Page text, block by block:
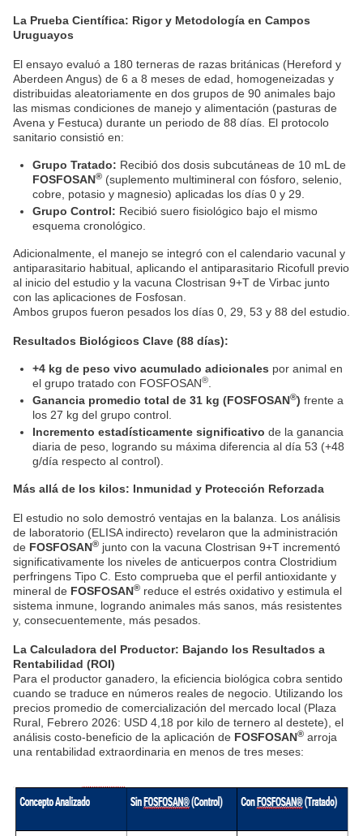
La Prueba Científica: Rigor y Metodología en Campos
Uruguayos
El ensayo evaluó a 180 terneras de razas británicas (Hereford y
Aberdeen Angus) de 6 a 8 meses de edad, homogeneizadas y
distribuidas aleatoriamente en dos grupos de 90 animales bajo
las mismas condiciones de manejo y alimentación (pasturas de
Avena y Festuca) durante un periodo de 88 días. El protocolo
sanitario consistió en:
Grupo Tratado: Recibió dos dosis subcutáneas de 10 mL de
FOSFOSAN® (suplemento multimineral con fósforo, selenio,
cobre, potasio y magnesio) aplicadas los días 0 y 29.
Grupo Control: Recibió suero fisiológico bajo el mismo
esquema cronológico.
Adicionalmente, el manejo se integró con el calendario vacunal y
antiparasitario habitual, aplicando el antiparasitario Ricofull previo
al inicio del estudio y la vacuna Clostrisan 9+T de Virbac junto
con las aplicaciones de Fosfosan.
Ambos grupos fueron pesados los días 0, 29, 53 y 88 del estudio.
Resultados Biológicos Clave (88 días):
+4 kg de peso vivo acumulado adicionales por animal en
el grupo tratado con FOSFOSAN®
Ganancia promedio total de 31 kg (FOSFOSAN®) frente a
los 27 kg del grupo control.
Incremento estadísticamente significativo de la ganancia
diaria de peso, logrando su máxima diferencia al día 53 (+48
g/día respecto al control).
Más allá de los kilos: Inmunidad y Protección Reforzada
El estudio no solo demostró ventajas en la balanza. Los análisis
de laboratorio (ELISA indirecto) revelaron que la administración
de FOSFOSAN® junto con la vacuna Clostrisan 9+T incrementó
significativamente los niveles de anticuerpos contra Clostridium
perfringens Tipo C. Esto comprueba que el perfil antioxidante y
mineral de FOSFOSAN® reduce el estrés oxidativo y estimula el
sistema inmune, logrando animales más sanos, más resistentes
y, consecuentemente, más pesados.
La Calculadora del Productor: Bajando los Resultados a
Rentabilidad (ROI)
Para el productor ganadero, la eficiencia biológica cobra sentido
cuando se traduce en números reales de negocio. Utilizando los
precios promedio de comercialización del mercado local (Plaza
Rural, Febrero 2026: USD 4,18 por kilo de ternero al destete), el
análisis costo-beneficio de la aplicación de FOSFOSAN® arroja
una rentabilidad extraordinaria en menos de tres meses: